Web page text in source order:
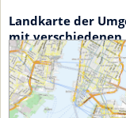
Landkarte der
mit verschiedenen
Attraktionen